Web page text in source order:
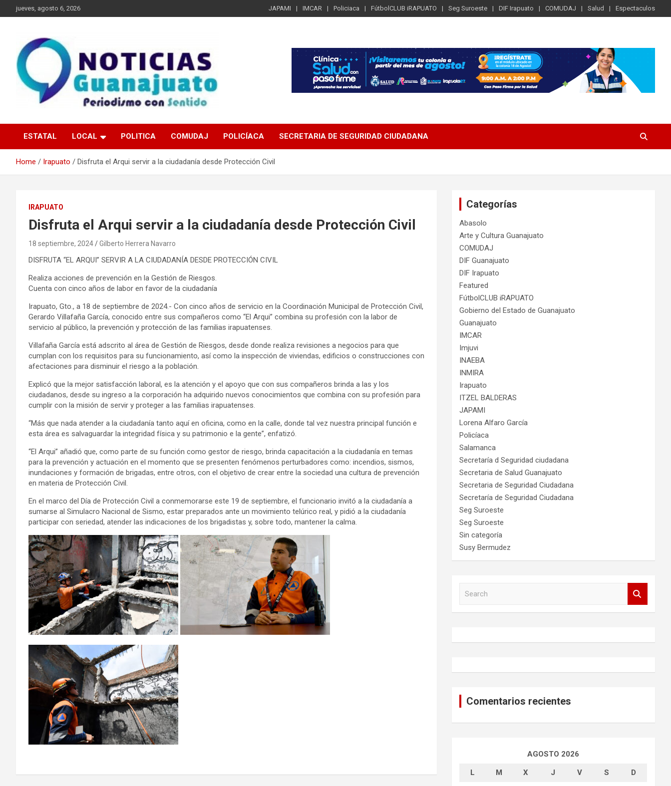
to
jueves, agosto 6, 2026 JAPAMI IMCAR Policiaca FútbolCLUB iRAPUATO Seg Suroeste DIF Irapuato COMUDAJ Salud Espectaculos
Noticias Guanajuato
ESTATAL LOCAL POLITICA COMUDAJ POLICÍACA SECRETARIA DE SEGURIDAD CIUDADANA
Home Irapuato Disfruta el Arqui servir a la ciudadanía desde Protección Civil
IRAPUATO
Disfruta el Arqui servir a la ciudadanía desde Protección Civil
18 septiembre, 2024 Gilberto Herrera Navarro
DISFRUTA “EL ARQUI” SERVIR A LA CIUDADANÍA DESDE PROTECCIÓN CIVIL
Realiza acciones de prevención en la Gestión de Riesgos.
Cuenta con cinco años de labor en favor de la ciudadanía
Irapuato, Gto., a 18 de septiembre de 2024.- Con cinco años de servicio en la Coordinación Municipal de Protección Civil,
Gerardo Villafaña García, conocido entre sus compañeros como “El Arqui” combina su profesión con la labor de
servicio al público, la prevención y protección de las familias irapuatenses.
Villafaña García está adscrito al área de Gestión de Riesgos, desde donde realiza revisiones a negocios para que
cumplan con los requisitos para su funcionamiento, así como la inspección de viviendas, edificios o construcciones con
afectaciones para disminuir el riesgo a la población.
Explicó que la mejor satisfacción laboral, es la atención y el apoyo que con sus compañeros brinda a las y los
ciudadanos, desde su ingreso a la corporación ha adquirido nuevos conocimientos que combina con su profesión para
cumplir con la misión de servir y proteger a las familias irapuatenses.
“Más que nada atender a la ciudadanía tanto aquí en oficina, como en la calle, donde tal vez nuestra principal función e
esta área es salvaguardar la integridad física y su patrimonio e la gente”, enfatizó.
“El Arqui” añadió que, como parte de su función como gestor de riesgo, brinda capacitación a la ciudadanía en temas
para la prevención y actuación en el momento que se presenten fenómenos perturbadores como: incendios, sismos,
inundaciones y formación de brigadas, entre otros, con el objetivo de crear entre la sociedad una cultura de prevención
en materia de Protección Civil.
En el marco del Día de Protección Civil a conmemorarse este 19 de septiembre, el funcionario invitó a la ciudadanía a
sumarse al Simulacro Nacional de Sismo, estar preparados ante un movimiento telúrico real, y pidió a la ciudadanía
participar con seriedad, atender las indicaciones de los brigadistas y, sobre todo, mantener la calma.
Categorías
Abasolo
Arte y Cultura Guanajuato
COMUDAJ
DIF Guanajuato
DIF Irapuato
Featured
FútbolCLUB iRAPUATO
Gobierno del Estado de Guanajuato
Guanajuato
IMCAR
Imjuvi
INAEBA
INMIRA
Irapuato
ITZEL BALDERAS
JAPAMI
Lorena Alfaro García
Policíaca
Salamanca
Secretaría d Seguridad ciudadana
Secretaria de Salud Guanajuato
Secretaria de Seguridad Ciudadana
Secretaría de Seguridad Ciudadana
Seg Suroeste
Seg Suroeste
Sin categoría
Susy Bermudez
h
Comentarios recientes
AGOSTO 2026
L M X J V S D